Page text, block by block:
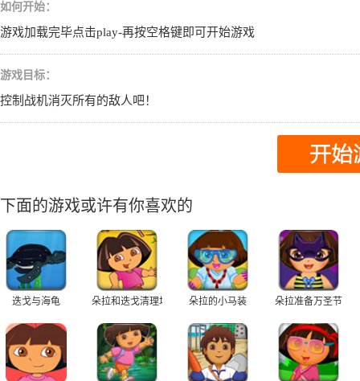
如何开始：
游戏加载完毕点击play-再按空格键即可开始游戏
游戏目标：
控制战机消灭所有的敌人吧！
下面的游戏或许有你喜欢的
迭戈与海龟 朵拉和迭戈清理场地 朵拉的小马装 朵拉准备万圣节